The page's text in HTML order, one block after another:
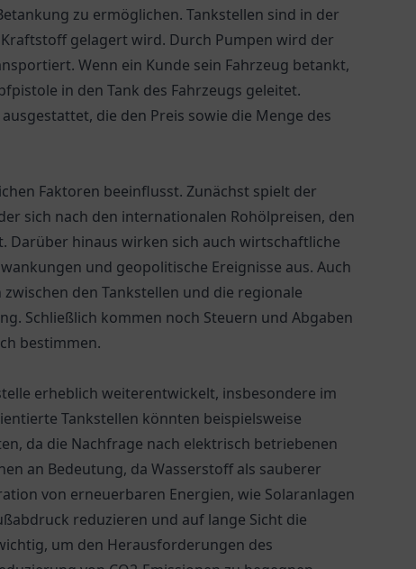
zu ermöglichen. Tankstellen sind in der
gelagert wird. Durch Pumpen wird der
Wenn ein Kunde sein Fahrzeug betankt,
in den Tank des Fahrzeugs geleitet.
die den Preis sowie die Menge des
Faktoren beeinflusst. Zunächst spielt der
sich nach den internationalen Rohölpreisen, den
hinaus wirken sich auch wirtschaftliche
und geopolitische Ereignisse aus. Auch
den Tankstellen und die regionale
Schließlich kommen noch Steuern und Abgaben
bestimmen.
erheblich weiterentwickelt, insbesondere im
Tankstellen könnten beispielsweise
da die Nachfrage nach elektrisch betriebenen
an Bedeutung, da Wasserstoff als sauberer
von erneuerbaren Energien, wie Solaranlagen
reduzieren und auf lange Sicht die
um den Herausforderungen des